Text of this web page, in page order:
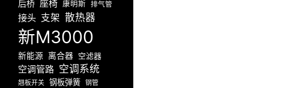
后桥 座椅 康明斯 排气管
接头 支架 散热器
新M3000
新能源 离合器 空滤器
空调管路 空调系统
翘板开关 钢板弹簧 钢管